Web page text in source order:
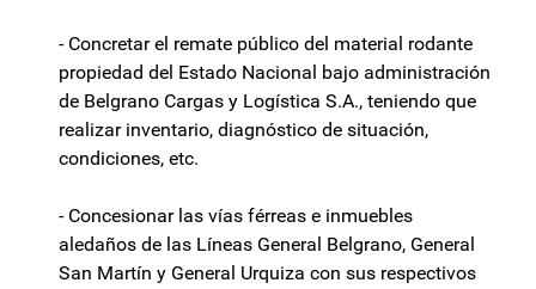
- Concretar el remate público del material rodante
propiedad del Estado Nacional bajo administración
de Belgrano Cargas y Logística S.A., teniendo que
realizar inventario, diagnóstico de situación,
condiciones, etc.
- Concesionar las vías férreas e inmuebles
aledaños de las Líneas General Belgrano, General
San Martín y General Urquiza con sus respectivos